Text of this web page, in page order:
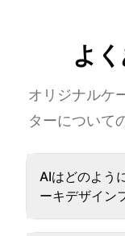
よ
オリジナルケ
ターについて
AIはどのよう
ーキデザイン